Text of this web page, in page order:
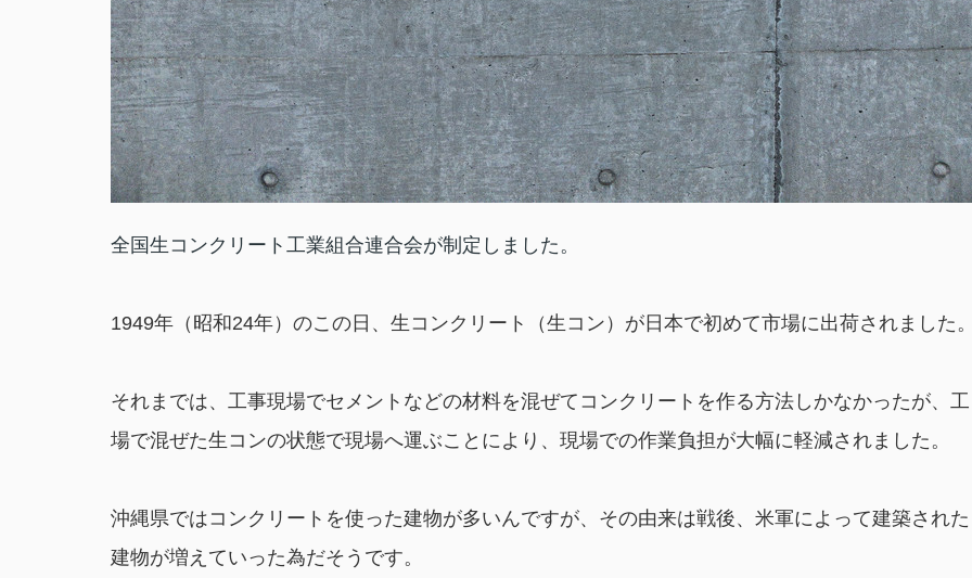
全国生コンクリート工業組合連合会が制定しました。
1949年（昭和24年）のこの日、生コンクリート（生コン）が日本で初めて市場に出荷されました
それまでは、工事現場でセメントなどの材料を混ぜてコンクリートを作る方法しかなかったが、工
場で混ぜた生コンの状態で現場へ運ぶことにより、現場での作業負担が大幅に軽減されました。
沖縄県ではコンクリートを使った建物が多いんですが、その由来は戦後、米軍によって建築された
建物が増えていった為だそうです。